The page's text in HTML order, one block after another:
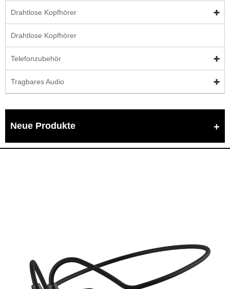
Drahtlose Kopfhörer
Drahtlose Kopfhörer
Telefonzubehör
Tragbares Audio
Neue Produkte